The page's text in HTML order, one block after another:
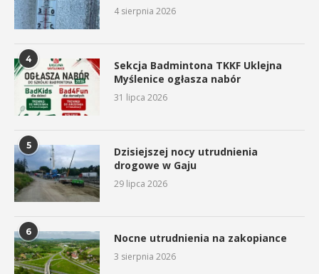
4 sierpnia 2026
4
Sekcja Badmintona TKKF Uklejna
Myślenice ogłasza nabór
31 lipca 2026
5
Dzisiejszej nocy utrudnienia
drogowe w Gaju
29 lipca 2026
6 Nocne utrudnienia na zakopiance
3 sierpnia 2026